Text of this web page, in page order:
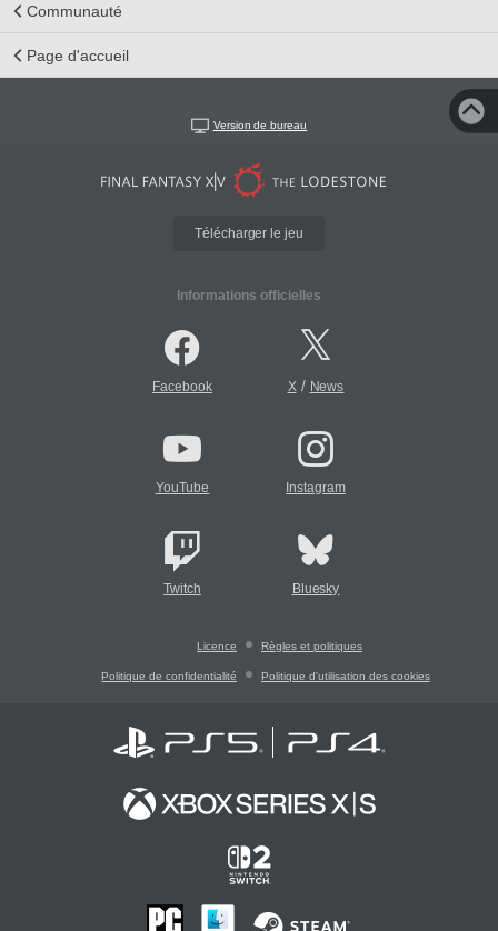
Communauté
Page d'accueil
Version de bureau
Télécharger le jeu
Informations officielles
Facebook X/ News
YouTube Instagram
Twitch Bluesky
Licence Règles et politiques
Politique de confidentialité Politique d'utilisation des cookies